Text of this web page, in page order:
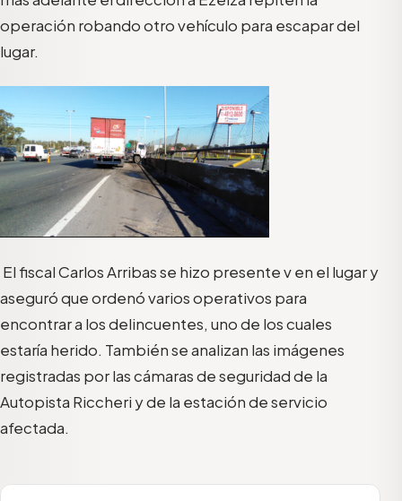
operación robando otro vehículo para escapar del
lugar.
El fiscal Carlos Arribas se hizo presente v en el lugar y
aseguró que ordenó varios operativos para
encontrar a los delincuentes, uno de los cuales
estaría herido. También se analizan las imágenes
registradas por las cámaras de seguridad de la
Autopista Riccheri y de la estación de servicio
afectada.